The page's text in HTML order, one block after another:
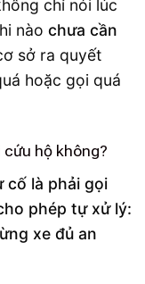
chỉ nói lúc
nào chưa cần
sở ra quyết
hoặc gọi quá
cứu hộ không?
cố là phải gọi
phép tự xử lý:
xe đủ an